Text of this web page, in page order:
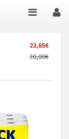
22,65€
30,00€